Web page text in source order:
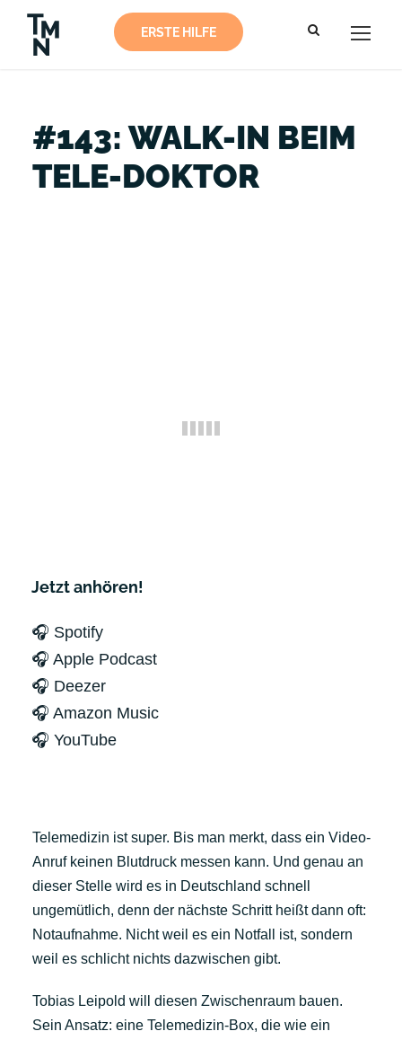
ERSTE HILFE
#143: WALK-IN BEIM
TELE-DOKTOR
Jetzt anhören!
🎧 Spotify
🎧 Apple Podcast
🎧 Deezer
🎧 Amazon Music
🎧 YouTube
Telemedizin ist super. Bis man merkt, dass ein Video-
Anruf keinen Blutdruck messen kann. Und genau an
dieser Stelle wird es in Deutschland schnell
ungemütlich, denn der nächste Schritt heißt dann oft:
Notaufnahme. Nicht weil es ein Notfall ist, sondern
weil es schlicht nichts dazwischen gibt.
Tobias Leipold will diesen Zwischenraum bauen.
Sein Ansatz: eine Telemedizin-Box, die wie ein